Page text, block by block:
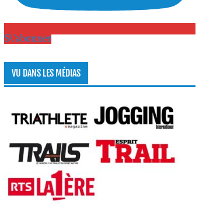
S\'abonner
VU DANS LES MÉDIAS